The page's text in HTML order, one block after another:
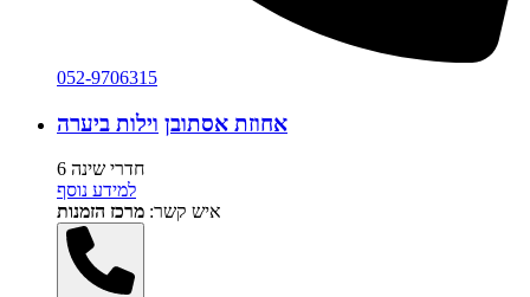
052-9706315
אחוזת אסתובן וילות ביערה
6 חדרי שינה
למידע נוסף
איש קשר: מרכז הזמנות